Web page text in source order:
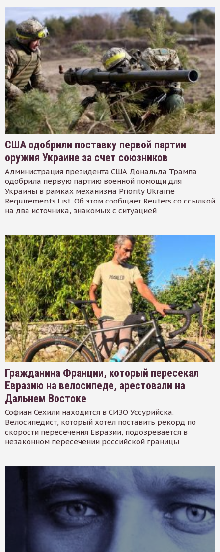
США одобрили поставку первой партии
оружия Украине за счет союзников
Администрация президента США Дональда Трампа
одобрила первую партию военной помощи для
Украины в рамках механизма Priority Ukraine
Requirements List. Об этом сообщает Reuters со ссылкой
на два источника, знакомых с ситуацией
Гражданина Франции, который пересекал
Евразию на велосипеде, арестовали на
Дальнем Востоке
Софиан Сехили находится в СИЗО Уссурийска.
Велосипедист, который хотел поставить рекорд по
скорости пересечения Евразии, подозревается в
незаконном пересечении российской границы